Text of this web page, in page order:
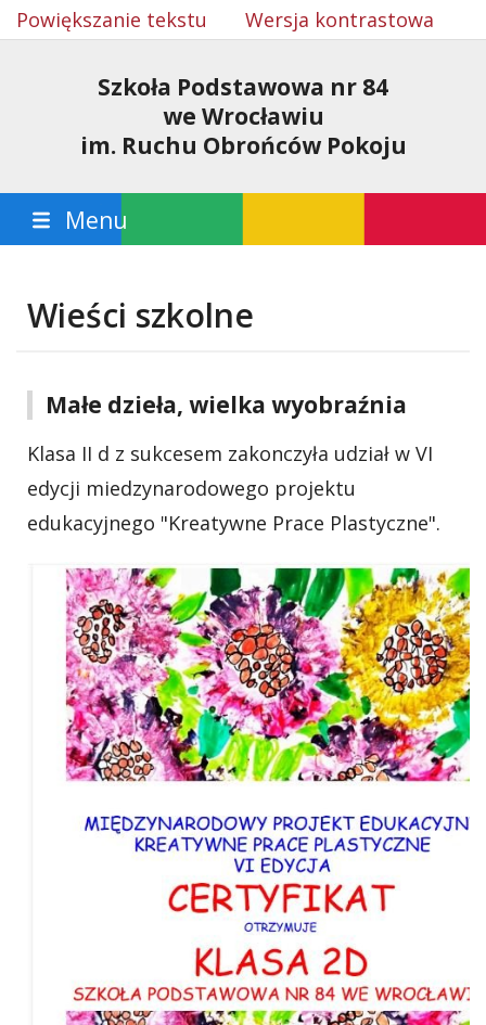
Powiększanie tekstu Wersja kontrastowa
Szkoła Podstawowa nr 84
we Wrocławiu
im. Ruchu Obrońców Pokoju
Menu
Wieści szkolne
Małe dzieła, wielka wyobraźnia
Klasa II d z sukcesem zakonczyła udział w VI
edycji miedzynarodowego projektu
edukacyjnego "Kreatywne Prace Plastyczne".